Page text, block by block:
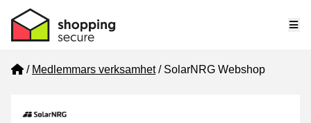
Home
Medlemmars verksamhet SolarNRG Webshop